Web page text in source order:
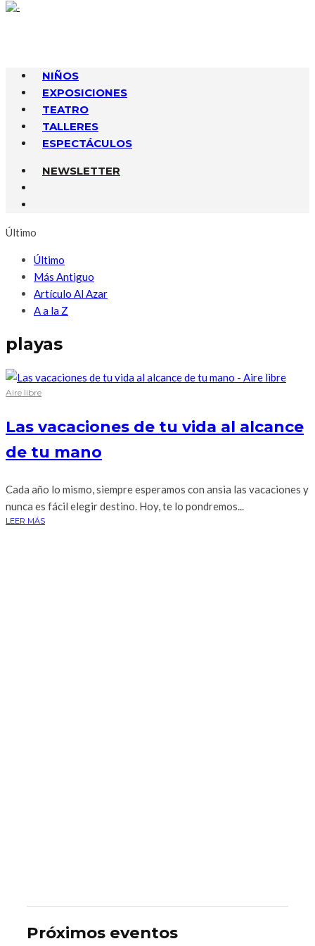
NIÑOS
EXPOSICIONES
TEATRO
TALLERES
ESPECTÁCULOS
NEWSLETTER
Último
Último
Más Antiguo
Artículo Al Azar
A a la Z
playas
Aire libre
Las vacaciones de tu vida al alcance
de tu mano
Cada año lo mismo, siempre esperamos con ansia las vacaciones y
nunca es fácil elegir destino. Hoy, te lo pondremos...
LEER MÁS
Próximos eventos